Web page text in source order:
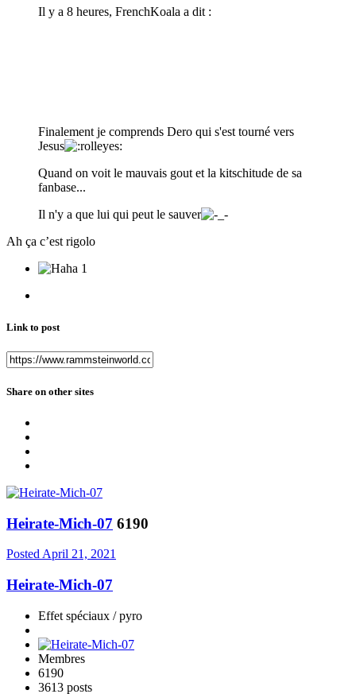
Il y a 8 heures, FrenchKoala a dit :
Finalement je comprends Dero qui s'est tourné vers
Jesus
Quand on voit le mauvais gout et la kitschitude de sa
fanbase...
Il n'y a que lui qui peut le sauver
Ah ça c’est rigolo
1
Link to post
Share on other sites
Heirate-Mich-07 6190
PostedApril 21, 2021
Heirate-Mich-07
Effet spéciaux / pyro
Membres
6190
3613 posts